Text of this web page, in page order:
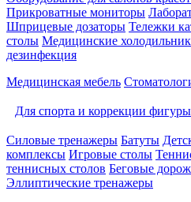
Прикроватные мониторы
Шприцевые дозаторы Тележки
столы Медицинские
дезинфекция
Медицинская мебель
Для спорта и коррекции фигуры
Силовые тренажеры Батуты
комплексы Игровые столы
теннисных столов Беговые
Эллиптические тренажеры